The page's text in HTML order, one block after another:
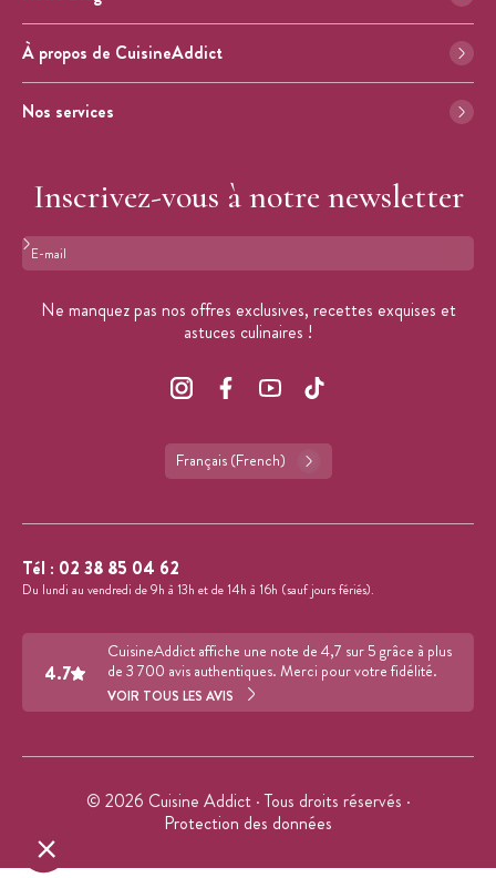
À propos de CuisineAddict
Nos services
Inscrivez-vous à notre newsletter
Format : adresse@email.com
Ne manquez pas nos offres exclusives, recettes exquises et
astuces culinaires !
Français (French)
Tél : 02 38 85 04 62
Du lundi au vendredi de 9h à 13h et de 14h à 16h (sauf jours fériés).
4.7
CuisineAddict affiche une note de 4,7 sur 5 grâce à plus
de 3 700 avis authentiques. Merci pour votre fidélité.
VOIR TOUS LES AVIS
© 2026 Cuisine Addict · Tous droits réservés ·
Protection des données